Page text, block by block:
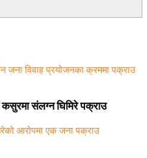
कसुरमा संलग्न घिमिरे पक्राउ